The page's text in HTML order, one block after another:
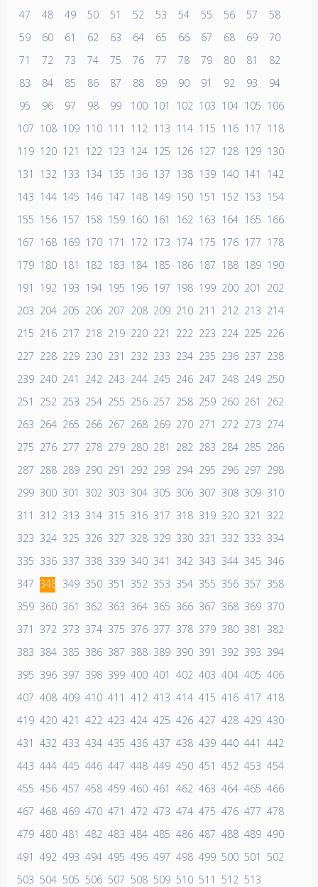
47 48 49 50 51 52 53 54 55 56 57
58
59
60 61 62 63 64 65 66 67 68 69
70
71
72 73 74 75 76 77 78 79 80 81
82
83
84 85 86 87 88 89 90 91 92 93
94
95
96 97 98 99 100 101 102 103 104 105 106
107 108 109 110 111 112 113 114 115 116 117 118
119 120 121 122 123 124 125 126 127 128 129 130
131
132 133 134 135 136 137 138 139 140 141
142
143 144 145 146 147 148 149 150 151 152 153 154
155 156 157 158 159 160 161 162 163 164 165 166
167 168 169 170 171 172 173 174 175 176 177 178
179 180 181 182 183 184 185 186 187 188 189 190
191
192 193 194 195 196 197 198 199 200 201
202
203 204 205 206 207 208 209 210 211 212 213 214
215 216 217 218 219 220 221 222 223 224 225 226
227 228 229 230 231 232 233 234 235 236 237 238
239 240 241 242 243 244 245 246 247 248 249 250
251
252 253 254 255 256 257 258 259 260 261
262
263 264 265 266 267 268 269 270 271 272 273 274
275 276 277 278 279 280 281 282 283 284 285 286
287 288 289 290 291 292 293 294 295 296 297 298
299 300 301 302 303 304 305 306 307 308 309 310
311
312 313 314 315 316 317 318 319 320 321
322
323 324 325 326 327 328 329 330 331 332 333 334
335 336 337 338 339 340 341 342 343 344 345 346
347 348 349 350 351 352 353 354 355 356 357 358
359 360 361 362 363 364 365 366 367 368 369 370
371
372 373 374 375 376 377 378 379 380 381
382
383 384 385 386 387 388 389 390 391 392 393 394
395 396 397 398 399 400 401 402 403 404 405 406
407 408 409 410 411 412 413 414 415 416 417 418
419 420 421 422 423 424 425 426 427 428 429 430
431 432 433 434 435 436 437 438 439 440 441 442
443 444 445 446 447 448 449 450 451 452 453 454
455 456 457 458 459 460 461 462 463 464 465 466
467 468 469 470 471 472 473 474 475 476 477 478
479 480 481 482 483 484 485 486 487 488 489 490
491 492 493 494 495 496 497 498 499 500 501 502
503 504 505 506 507 508 509 510 511 512 513